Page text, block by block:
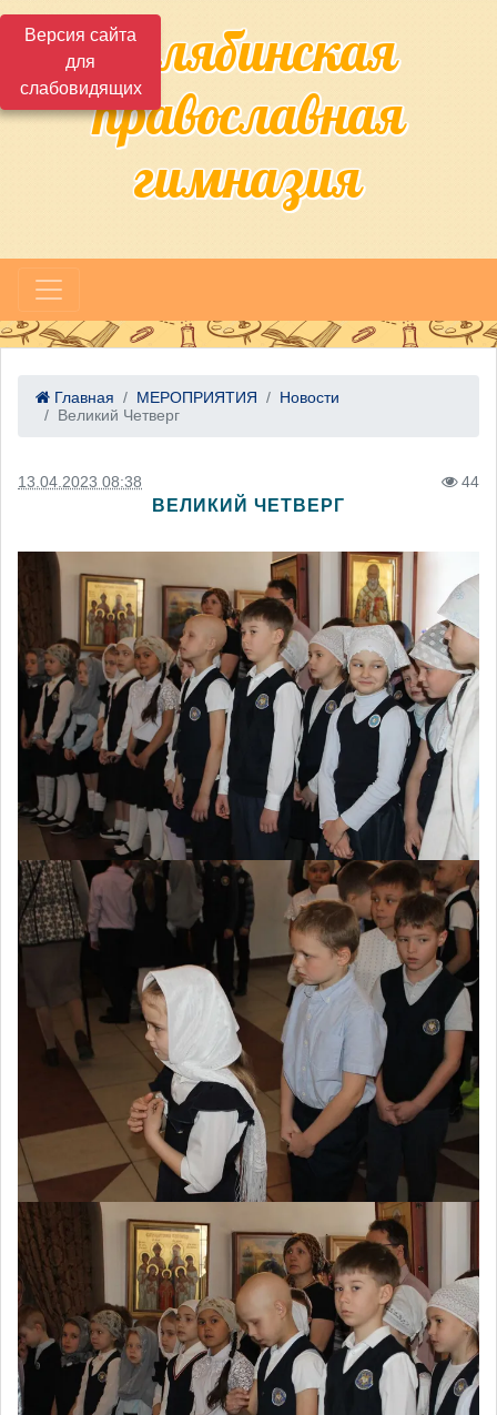
Версия сайта
для
слабовидящихЧелябинская
православная
гимназия
Главная МЕРОПРИЯТИЯ
Новости
Великий Четверг
13.04.2023 08:38 44
ВЕЛИКИЙ ЧЕТВЕРГ